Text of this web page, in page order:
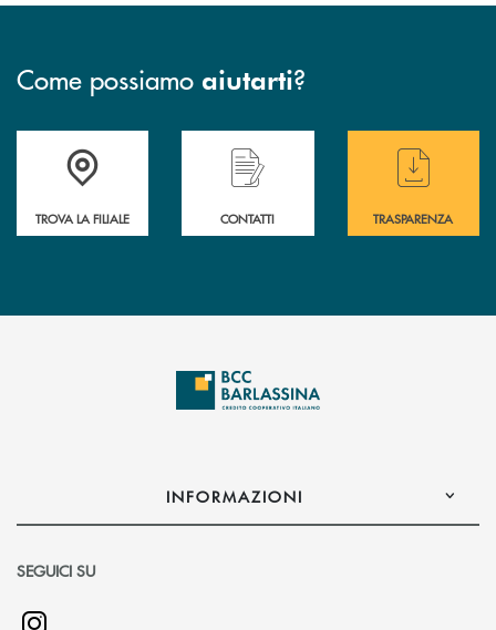
Come possiamo aiutarti?
Accedi all' elenco completo delle filiali di BCC Barlassina.
TROVA LA FILIALE
Hai bisogno di assistenza immediata ?
CONTATTI
Hai bisogno di
TRASPARENZA
INFORMAZIONI
SEGUICI SU